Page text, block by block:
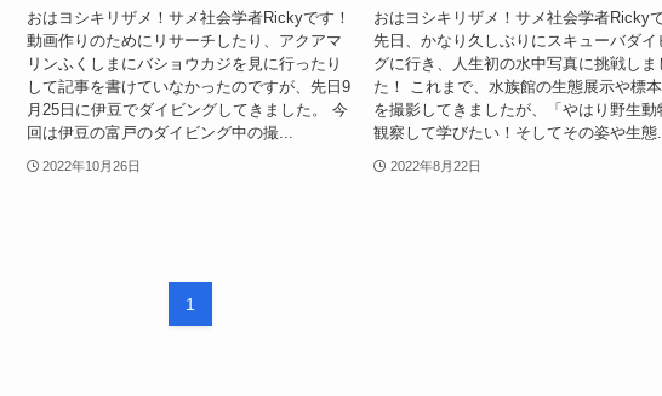
おはヨシキリザメ！サメ社会学者Rickyです！
動画作りのためにリサーチしたり、アクアマ
リンふくしまにバショウカジを見に行ったり
して記事を書けていなかったのですが、先日9
月25日に伊豆でダイビングしてきました。 今
回は伊豆の富戸のダイビング中の撮...
2022年10月26日
おはヨシキリザメ！サメ社会学者Ricky
先日、かなり久しぶりにスキューバダイ
グに行き、人生初の水中写真に挑戦しま
た！ これまで、水族館の生態展示や標
を撮影してきましたが、「やはり野生動
観察して学びたい！そしてその姿や生態...
2022年8月22日
1